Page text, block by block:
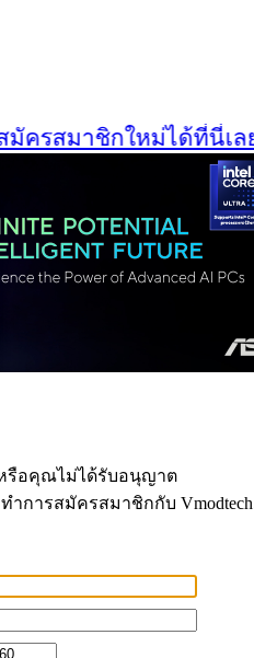
รสมาชิกใหม่ได้ที่นี่เลย
รือคุณไม่ได้รับอนุญาต
ำการสมัครสมาชิกกับ